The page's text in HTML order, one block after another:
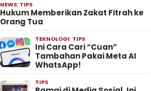
NEWS, TIPS
Hukum Memberikan Zakat Fitrah ke
Orang Tua
TEKNOLOGI, TIPS
Ini Cara Cari “Cuan”
Tambahan Pakai Meta AI
WhatsApp!
TIPS